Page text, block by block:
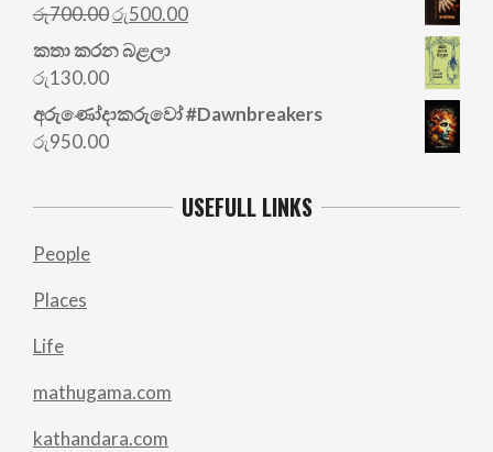
රු700.00Original
price
was:
රු500.00Current
කතා කරන බළලා
රු130.00
අරු‍ණෝදාකරුවෝ #Dawnbreakers
රු950.00
USEFULL LINKS
People
Places
Life
mathugama.com
kathandara.com